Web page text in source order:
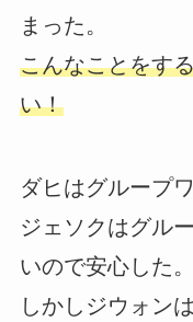
まった。
こんなことをす
い！
ダヒはグループ
ジェソクはグル
いので安心した。
しかしジウォン